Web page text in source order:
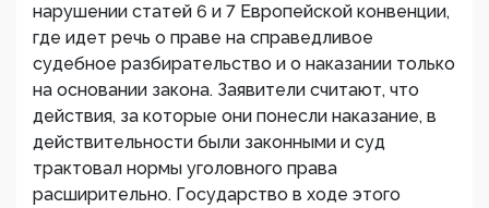
нарушении статей 6 и 7 Европейской конвенции,
где идет речь о праве на справедливое
судебное разбирательство и о наказании только
на основании закона. Заявители считают, что
действия, за которые они понесли наказание, в
действительности были законными и суд
трактовал нормы уголовного права
расширительно. Государство в ходе этого